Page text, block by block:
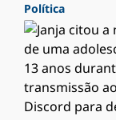
Política